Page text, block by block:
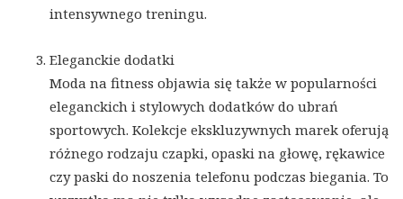
intensywnego treningu.
Eleganckie dodatki
Moda na fitness objawia się także w popularności
eleganckich i stylowych dodatków do ubrań
sportowych. Kolekcje ekskluzywnych marek oferują
różnego rodzaju czapki, opaski na głowę, rękawice
czy paski do noszenia telefonu podczas biegania. To